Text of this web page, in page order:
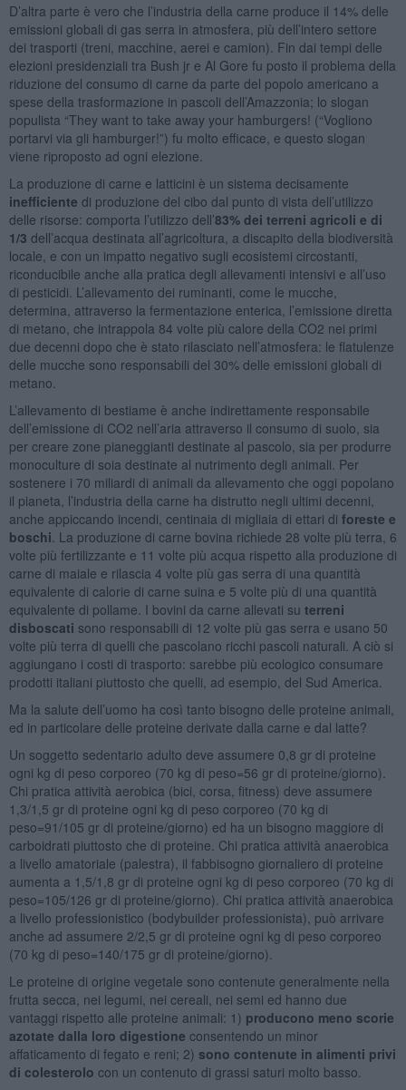
D’altra parte è vero che l’industria della carne produce il 14% delle
emissioni globali di gas serra in atmosfera, più dell’intero settore
dei trasporti (treni, macchine, aerei e camion). Fin dai tempi delle
elezioni presidenziali tra Bush jr e Al Gore fu posto il problema della
riduzione del consumo di carne da parte del popolo americano a
spese della trasformazione in pascoli dell’Amazzonia; lo slogan
populista “They want to take away your hamburgers! (“Vogliono
portarvi via gli hamburger!”) fu molto efficace, e questo slogan
viene riproposto ad ogni elezione.
La produzione di carne e latticini è un sistema decisamente
inefficiente di produzione del cibo dal punto di vista dell’utilizzo
delle risorse: comporta l’utilizzo dell’83% dei terreni agricoli e di
1/3 dell’acqua destinata all’agricoltura, a discapito della biodiversità
locale, e con un impatto negativo sugli ecosistemi circostanti,
riconducibile anche alla pratica degli allevamenti intensivi e all’uso
di pesticidi. L’allevamento dei ruminanti, come le mucche,
determina, attraverso la fermentazione enterica, l’emissione diretta
di metano, che intrappola 84 volte più calore della CO2 nei primi
due decenni dopo che è stato rilasciato nell’atmosfera: le flatulenze
delle mucche sono responsabili del 30% delle emissioni globali di
metano.
L’allevamento di bestiame è anche indirettamente responsabile
dell’emissione di CO2 nell’aria attraverso il consumo di suolo, sia
per creare zone pianeggianti destinate al pascolo, sia per produrre
monoculture di soia destinate al nutrimento degli animali. Per
sostenere i 70 miliardi di animali da allevamento che oggi popolano
il pianeta, l’industria della carne ha distrutto negli ultimi decenni,
anche appiccando incendi, centinaia di migliaia di ettari di foreste e
boschi . La produzione di carne bovina richiede 28 volte più terra, 6
volte più fertilizzante e 11 volte più acqua rispetto alla produzione di
carne di maiale e rilascia 4 volte più gas serra di una quantità
equivalente di calorie di carne suina e 5 volte più di una quantità
equivalente di pollame. I bovini da carne allevati su terreni
disboscati sono responsabili di 12 volte più gas serra e usano 50
volte più terra di quelli che pascolano ricchi pascoli naturali. A ciò si
aggiungano i costi di trasporto: sarebbe più ecologico consumare
prodotti italiani piuttosto che quelli, ad esempio, del Sud America.
Ma la salute dell’uomo ha così tanto bisogno delle proteine animali,
ed in particolare delle proteine derivate dalla carne e dal latte?
Un soggetto sedentario adulto deve assumere 0,8 gr di proteine
ogni kg di peso corporeo (70 kg di peso=56 gr di proteine/giorno).
Chi pratica attività aerobica (bici, corsa, fitness) deve assumere
1,3/1,5 gr di proteine ogni kg di peso corporeo (70 kg di
peso=91/105 gr di proteine/giorno) ed ha un bisogno maggiore di
carboidrati piuttosto che di proteine. Chi pratica attività anaerobica
a livello amatoriale (palestra), il fabbisogno giornaliero di proteine
aumenta a 1,5/1,8 gr di proteine ogni kg di peso corporeo (70 kg di
peso=105/126 gr di proteine/giorno). Chi pratica attività anaerobica
a livello professionistico (bodybuilder professionista), può arrivare
anche ad assumere 2/2,5 gr di proteine ogni kg di peso corporeo
(70 kg di peso=140/175 gr di proteine/giorno).
Le proteine di origine vegetale sono contenute generalmente nella
frutta secca, nei legumi, nei cereali, nei semi ed hanno due
vantaggi rispetto alle proteine animali: 1) producono meno scorie
azotate dalla loro digestione consentendo un minor
affaticamento di fegato e reni; 2) sono contenute in alimenti privi
di colesterolo con un contenuto di grassi saturi molto basso.